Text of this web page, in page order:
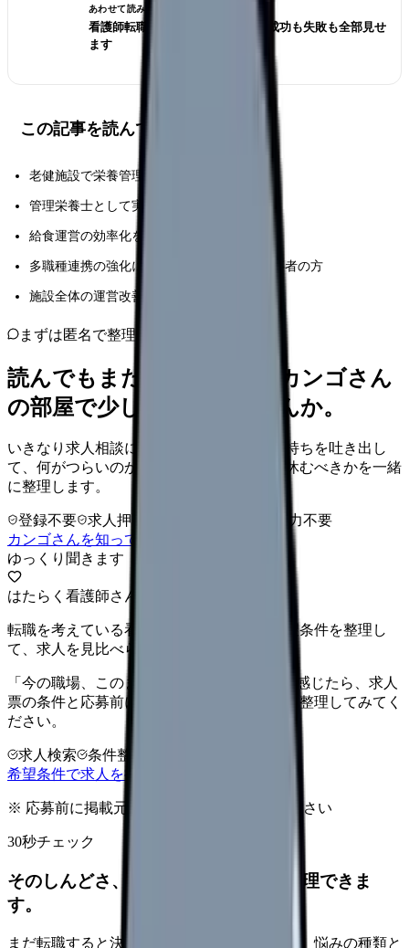
あわせて読みたい
看護師転職のリアル体験談12選｜成功も失敗も全部見せ
ます
この記事を読んでほしい人
老健施設で栄養管理に携わる施設長の方々
管理栄養士として実務経験を積みたい方
給食運営の効率化を目指す運営責任者の方
多職種連携の強化に取り組む医療・介護従事者の方
施設全体の運営改善を進める経営層の方
まずは匿名で整理
読んでもまだ苦しいなら、カンゴさん
の部屋で少し話してみませんか。
いきなり求人相談には進みません。今の気持ちを吐き出し
て、何がつらいのか、辞めるべきか、少し休むべきかを一緒
に整理します。
登録不要 求人押し売りなし
病院名は入力不要
カンゴさんを知ってから相談する
ゆっくり聞きます
はたらく看護師さん 求人
転職を考えている看護師さんへ。まずは希望条件を整理し
て、求人を見比べられます。
「今の職場、このままでいいのかな...」そう感じたら、求人
票の条件と応募前に確認したい不安を分けて整理してみてく
ださい。
求人検索 条件整理
希望条件で求人を探す
※ 応募前に掲載元の最新情報を確認してください
30秒チェック
そのしんどさ、転職すべきサインか整理できま
す。
まだ転職すると決めていなくても大丈夫です。悩みの種類と